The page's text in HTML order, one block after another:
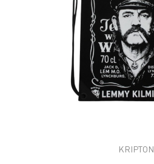
KRIPTON